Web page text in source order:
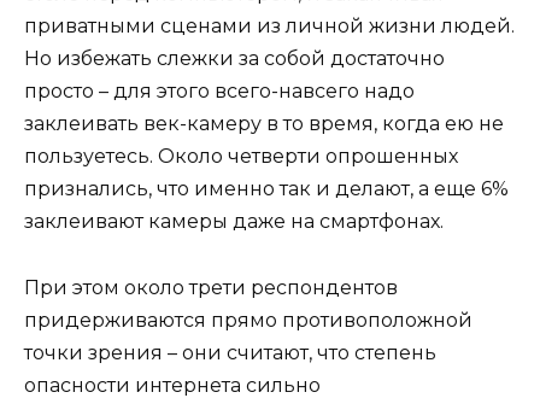
приватными сценами из личной жизни людей.
Но избежать слежки за собой достаточно
просто – для этого всего-навсего надо
заклеивать век-камеру в то время, когда ею не
пользуетесь. Около четверти опрошенных
признались, что именно так и делают, а еще 6%
заклеивают камеры даже на смартфонах.
При этом около трети респондентов
придерживаются прямо противоположной
точки зрения – они считают, что степень
опасности интернета сильно